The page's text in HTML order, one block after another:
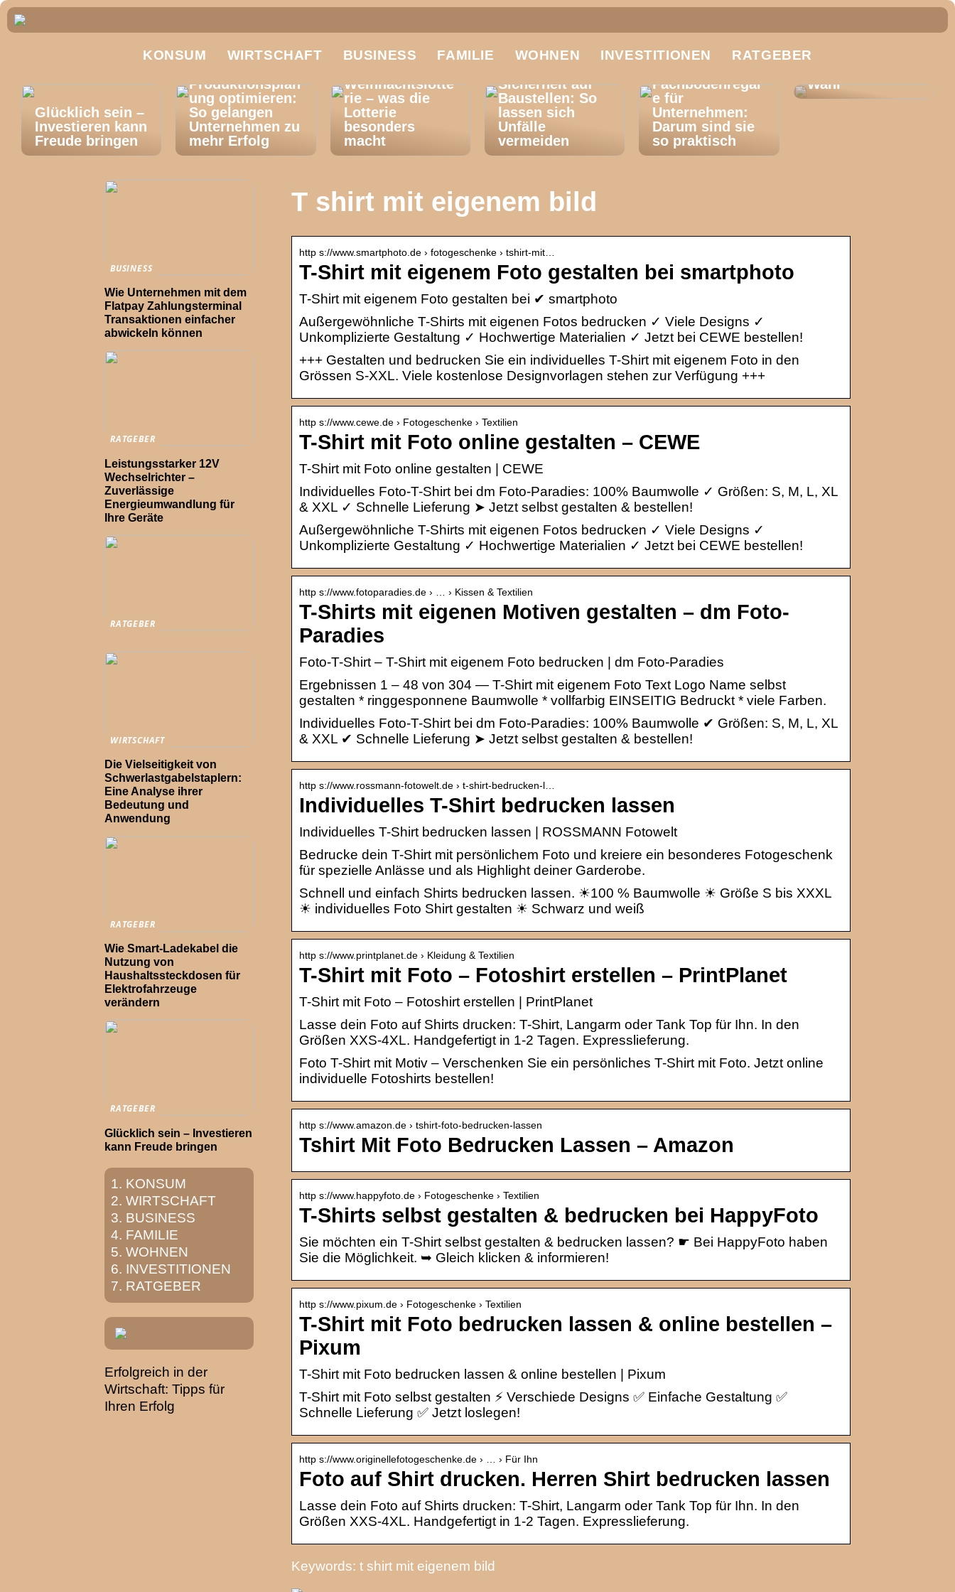
KONSUM WIRTSCHAFT BUSINESS FAMILIE WOHNEN INVESTITIONEN RATGEBER
Glücklich sein –
Investieren kann
Freude bringen
Produktionsplan
ung optimieren:
So gelangen
Unternehmen zu
mehr Erfolg
Weihnachtslotte
rie – was die
Lotterie
besonders
macht
Sicherheit auf
Baustellen: So
lassen sich
Unfälle
vermeiden
Fachbodenregal
e für
Unternehmen:
Darum sind sie
so praktisch
So treffen Sie
Wahl
T shirt mit eigenem bild
http s://www.smartphoto.de › fotogeschenke › tshirt-mit…
T-Shirt mit eigenem Foto gestalten bei smartphoto
T-Shirt mit eigenem Foto gestalten bei ✔ smartphoto
Außergewöhnliche T-Shirts mit eigenen Fotos bedrucken ✓ Viele Designs ✓
Unkomplizierte Gestaltung ✓ Hochwertige Materialien ✓ Jetzt bei CEWE bestellen!
+++ Gestalten und bedrucken Sie ein individuelles T-Shirt mit eigenem Foto in den
Grössen S-XXL. Viele kostenlose Designvorlagen stehen zur Verfügung +++
http s://www.cewe.de › Fotogeschenke › Textilien
T-Shirt mit Foto online gestalten – CEWE
T-Shirt mit Foto online gestalten | CEWE
Individuelles Foto-T-Shirt bei dm Foto-Paradies: 100% Baumwolle ✓ Größen: S, M, L, XL
& XXL ✓ Schnelle Lieferung ➤ Jetzt selbst gestalten & bestellen!
Außergewöhnliche T-Shirts mit eigenen Fotos bedrucken ✓ Viele Designs ✓
Unkomplizierte Gestaltung ✓ Hochwertige Materialien ✓ Jetzt bei CEWE bestellen!
http s://www.fotoparadies.de › … › Kissen & Textilien
T-Shirts mit eigenen Motiven gestalten – dm Foto-
Paradies
Foto-T-Shirt – T-Shirt mit eigenem Foto bedrucken | dm Foto-Paradies
Ergebnissen 1 – 48 von 304 — T-Shirt mit eigenem Foto Text Logo Name selbst
gestalten * ringgesponnene Baumwolle * vollfarbig EINSEITIG Bedruckt * viele Farben.
Individuelles Foto-T-Shirt bei dm Foto-Paradies: 100% Baumwolle ✔ Größen: S, M, L, XL
& XXL ✔ Schnelle Lieferung ➤ Jetzt selbst gestalten & bestellen!
http s://www.rossmann-fotowelt.de › t-shirt-bedrucken-l…
Individuelles T-Shirt bedrucken lassen
Individuelles T-Shirt bedrucken lassen | ROSSMANN Fotowelt
Bedrucke dein T-Shirt mit persönlichem Foto und kreiere ein besonderes Fotogeschenk
für spezielle Anlässe und als Highlight deiner Garderobe.
Schnell und einfach Shirts bedrucken lassen. ☀100 % Baumwolle ☀ Größe S bis XXXL
☀ individuelles Foto Shirt gestalten ☀ Schwarz und weiß
http s://www.printplanet.de › Kleidung & Textilien
T-Shirt mit Foto – Fotoshirt erstellen – PrintPlanet
T-Shirt mit Foto – Fotoshirt erstellen | PrintPlanet
Lasse dein Foto auf Shirts drucken: T-Shirt, Langarm oder Tank Top für Ihn. In den
Größen XXS-4XL. Handgefertigt in 1-2 Tagen. Expresslieferung.
Foto T-Shirt mit Motiv – Verschenken Sie ein persönliches T-Shirt mit Foto. Jetzt online
individuelle Fotoshirts bestellen!
http s://www.amazon.de › tshirt-foto-bedrucken-lassen
Tshirt Mit Foto Bedrucken Lassen – Amazon
http s://www.happyfoto.de › Fotogeschenke › Textilien
T-Shirts selbst gestalten & bedrucken bei HappyFoto
Sie möchten ein T-Shirt selbst gestalten & bedrucken lassen? ☛ Bei HappyFoto haben
Sie die Möglichkeit. ➥ Gleich klicken & informieren!
http s://www.pixum.de › Fotogeschenke › Textilien
T-Shirt mit Foto bedrucken lassen & online bestellen –
Pixum
T-Shirt mit Foto bedrucken lassen & online bestellen | Pixum
T-Shirt mit Foto selbst gestalten ⚡ Verschiede Designs ✅ Einfache Gestaltung ✅
Schnelle Lieferung ✅ Jetzt loslegen!
http s://www.originellefotogeschenke.de › … › Für Ihn
Foto auf Shirt drucken. Herren Shirt bedrucken lassen
Lasse dein Foto auf Shirts drucken: T-Shirt, Langarm oder Tank Top für Ihn. In den
Größen XXS-4XL. Handgefertigt in 1-2 Tagen. Expresslieferung.
Keywords: t shirt mit eigenem bild
BUSINESS
Wie Unternehmen mit dem
Flatpay Zahlungsterminal
Transaktionen einfacher
abwickeln können
RATGEBER
Leistungsstarker 12V
Wechselrichter –
Zuverlässige
Energieumwandlung für
Ihre Geräte
RATGEBER
WIRTSCHAFT
Die Vielseitigkeit von
Schwerlastgabelstaplern:
Eine Analyse ihrer
Bedeutung und
Anwendung
RATGEBER
Wie Smart-Ladekabel die
Nutzung von
Haushaltssteckdosen für
Elektrofahrzeuge
verändern
RATGEBER
Glücklich sein – Investieren
kann Freude bringen
KONSUM
WIRTSCHAFT
BUSINESS
FAMILIE
WOHNEN
INVESTITIONEN
RATGEBER
Erfolgreich in der
Wirtschaft: Tipps für
Ihren Erfolg